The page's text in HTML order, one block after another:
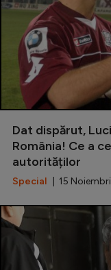
Dat dispărut,
România! Ce a
autorităților
Special | 15